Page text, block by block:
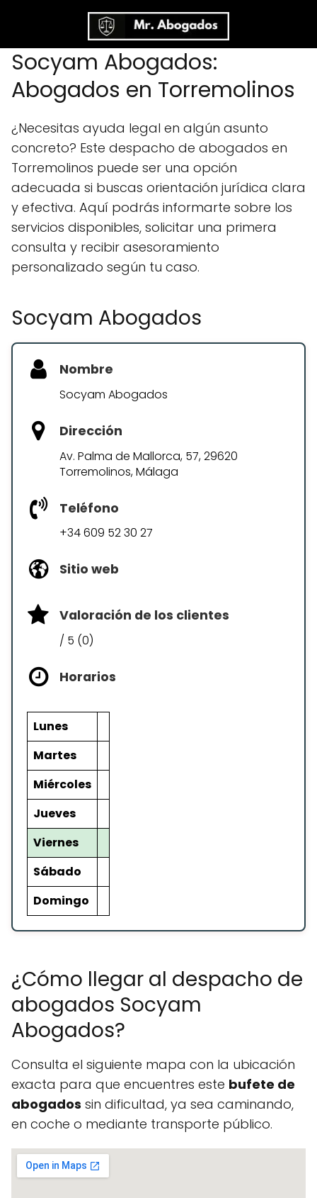
Socyam Abogados:
Abogados en Torremolinos
¿Necesitas ayuda legal en algún asunto
concreto? Este despacho de abogados en
Torremolinos puede ser una opción
adecuada si buscas orientación jurídica clara
y efectiva. Aquí podrás informarte sobre los
servicios disponibles, solicitar una primera
consulta y recibir asesoramiento
personalizado según tu caso.
Socyam Abogados
Nombre
Socyam Abogados
Dirección
Av. Palma de Mallorca, 57, 29620
Torremolinos, Málaga
Teléfono
+34 609 52 30 27
Sitio web
Valoración de los clientes
/ 5 (0)
Horarios
Lunes
Martes
Miércoles
Jueves
Viernes
Sábado
Domingo
¿Cómo llegar al despacho de
abogados Socyam
Abogados?
Consulta el siguiente mapa con la ubicación
exacta para que encuentres este bufete de
abogados sin dificultad, ya sea caminando,
en coche o mediante transporte público.